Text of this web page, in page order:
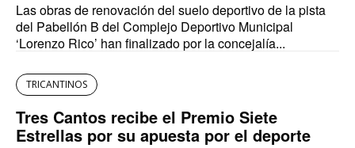
Las obras de renovación del suelo deportivo de la pista
del Pabellón B del Complejo Deportivo Municipal
‘Lorenzo Rico’ han finalizado por la concejalía...
TRICANTINOS
Tres Cantos recibe el Premio Siete
Estrellas por su apuesta por el deporte